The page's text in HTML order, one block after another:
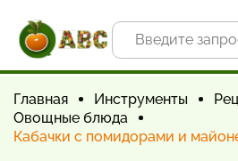
Главная Инструменты
Овощные блюда
Кабачки с помидорами и